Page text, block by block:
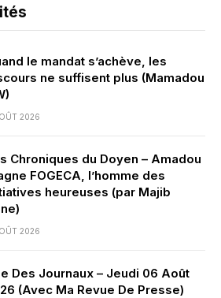
le mandat s’achève, les
ne suffisent plus (Mamadou
2026
Chroniques du Doyen – Amadou
FOGECA, l’homme des
heureuses (par Majib
2026
Des Journaux – Jeudi 06 Août
(Avec Ma Revue De Presse)